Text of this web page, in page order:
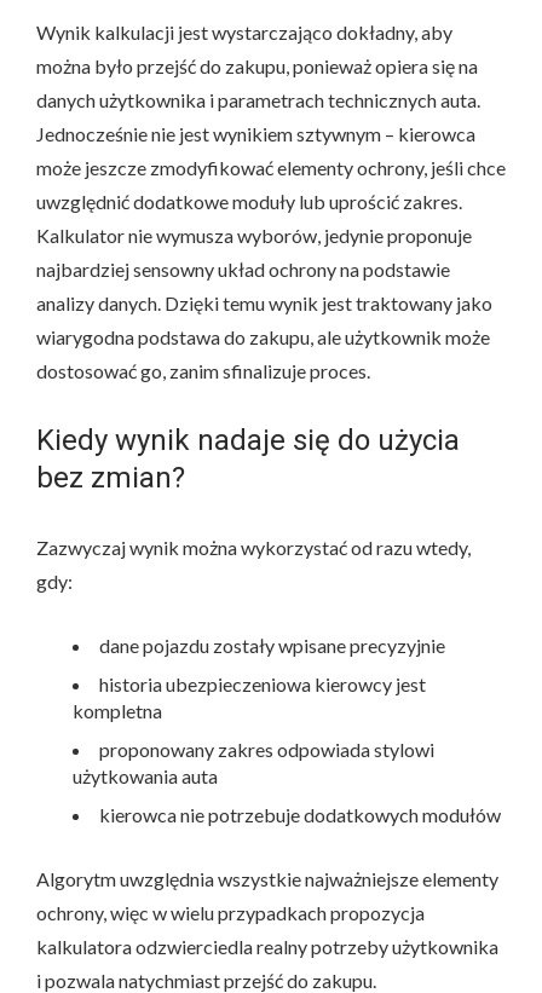
Wynik kalkulacji jest wystarczająco dokładny, aby
można było przejść do zakupu, ponieważ opiera się na
danych użytkownika i parametrach technicznych auta.
Jednocześnie nie jest wynikiem sztywnym – kierowca
może jeszcze zmodyfikować elementy ochrony, jeśli chce
uwzględnić dodatkowe moduły lub uprościć zakres.
Kalkulator nie wymusza wyborów, jedynie proponuje
najbardziej sensowny układ ochrony na podstawie
analizy danych. Dzięki temu wynik jest traktowany jako
wiarygodna podstawa do zakupu, ale użytkownik może
dostosować go, zanim sfinalizuje proces.
Kiedy wynik nadaje się do użycia
bez zmian?
Zazwyczaj wynik można wykorzystać od razu wtedy,
gdy:
dane pojazdu zostały wpisane precyzyjnie
historia ubezpieczeniowa kierowcy jest
kompletna
proponowany zakres odpowiada stylowi
użytkowania auta
kierowca nie potrzebuje dodatkowych modułów
Algorytm uwzględnia wszystkie najważniejsze elementy
ochrony, więc w wielu przypadkach propozycja
kalkulatora odzwierciedla realny potrzeby użytkownika
i pozwala natychmiast przejść do zakupu.